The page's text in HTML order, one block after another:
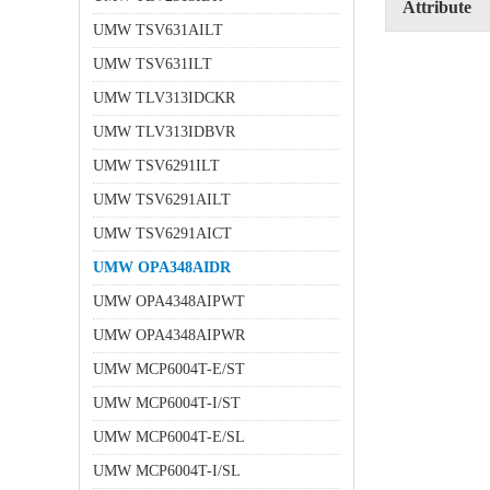
UMW TSV631AILT
UMW TSV631ILT
UMW TLV313IDCKR
UMW TLV313IDBVR
UMW TSV6291ILT
UMW TSV6291AILT
UMW TSV6291AICT
UMW OPA348AIDR
UMW OPA4348AIPWT
UMW OPA4348AIPWR
UMW MCP6004T-E/ST
UMW MCP6004T-I/ST
UMW MCP6004T-E/SL
UMW MCP6004T-I/SL
Attribute